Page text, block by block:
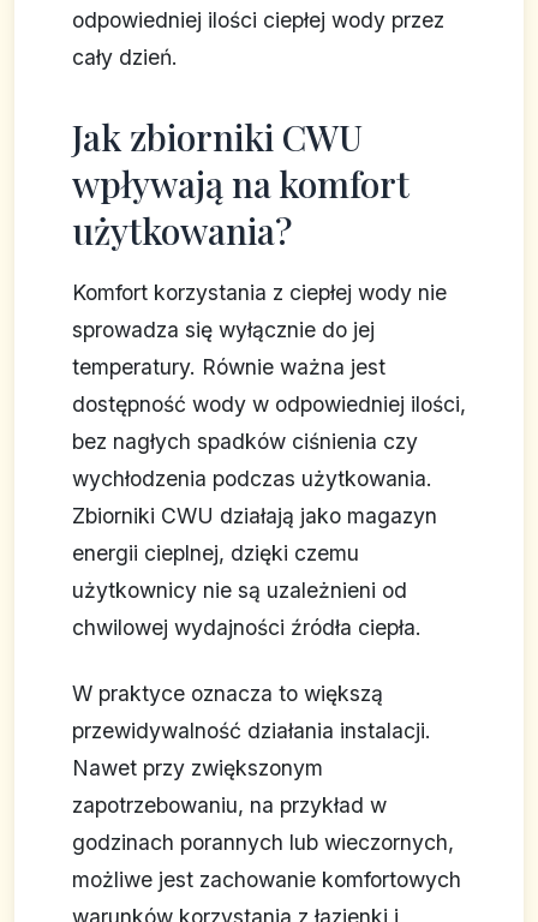
odpowiedniej ilości ciepłej wody przez
cały dzień.
Jak zbiorniki CWU
wpływają na komfort
użytkowania?
Komfort korzystania z ciepłej wody nie
sprowadza się wyłącznie do jej
temperatury. Równie ważna jest
dostępność wody w odpowiedniej ilości,
bez nagłych spadków ciśnienia czy
wychłodzenia podczas użytkowania.
Zbiorniki CWU działają jako magazyn
energii cieplnej, dzięki czemu
użytkownicy nie są uzależnieni od
chwilowej wydajności źródła ciepła.
W praktyce oznacza to większą
przewidywalność działania instalacji.
Nawet przy zwiększonym
zapotrzebowaniu, na przykład w
godzinach porannych lub wieczornych,
możliwe jest zachowanie komfortowych
warunków korzystania z łazienki i